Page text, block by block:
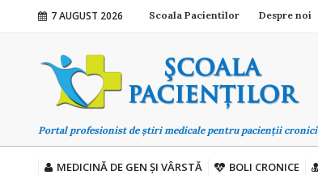
7 AUGUST 2026 Scoala Pacientilor Despre noi
Portal profesionist de știri medicale pentru pacienții cronici
MEDICINĂ DE GEN ȘI VÂRSTĂ BOLI CRONICE